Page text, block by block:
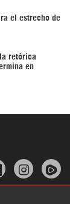
el estrecho de
retórica
en
